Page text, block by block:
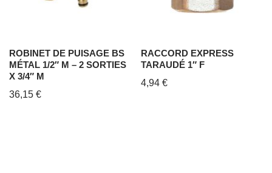
ROBINET DE PUISAGE BS
MÉTAL 1/2″ M – 2 SORTIES
X 3/4″ M
36,15 €
RACCORD EXPRESS
TARAUDÉ 1″ F
4,94€